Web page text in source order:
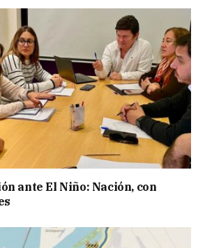
ante El Niño: Nación, con